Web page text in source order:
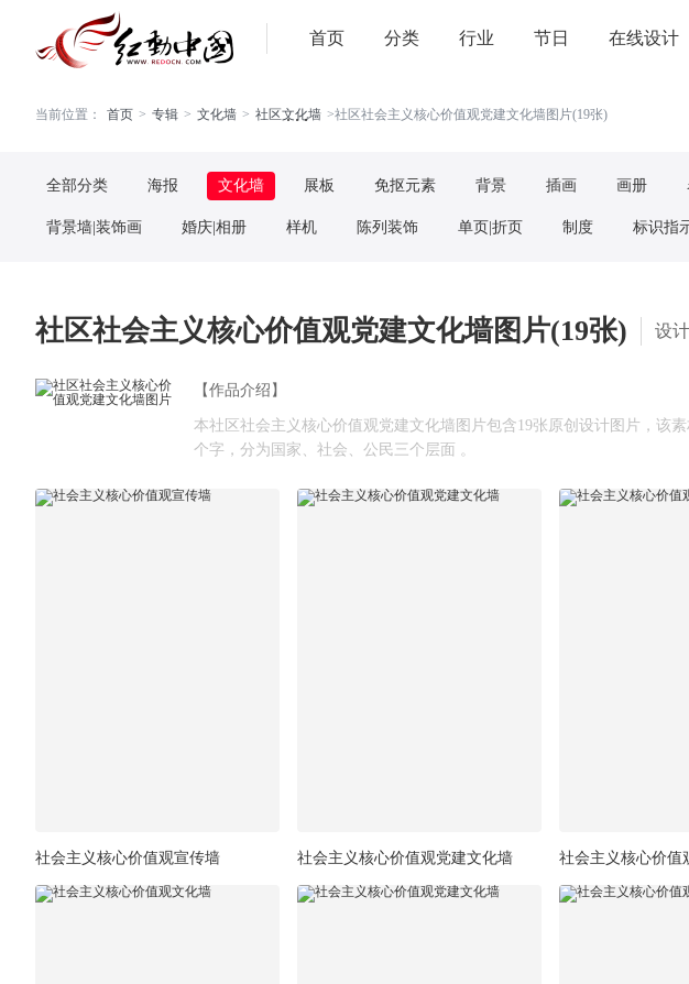
首页 分类 行业 节日 在线设计
. . .
当前位置： 首页 > 专辑 > 文化墙 > 社区文化墙 >社区社会主义核心价值观党建文化墙图片(19张)
全部分类 海报 文化墙 展板 免抠元素 背景 插画 画册
背景墙|装饰画 婚庆|相册 样机 陈列装饰 单页|折页 制度 标识指
社区社会主义核心价值观党建文化墙图片(19张) 设
【作品介绍】
本社区社会主义核心价值观党建文化墙图片包含19张原创设计图片，该
个字，分为国家、社会、公民三个层面 。
社会主义核心价值观宣传墙 社会主义核心价值观党建文化墙